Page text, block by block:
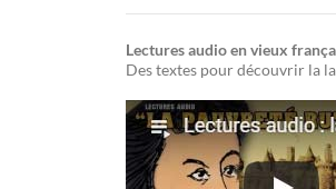
Lectures audio en vieux
Des textes pour découvrir la